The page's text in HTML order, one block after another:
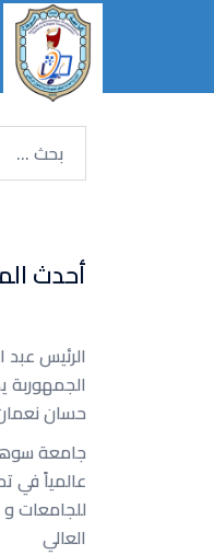
أحدث
الرئيس
الجمهوربة
حسان
عالمياً في
للجامعات
العالي